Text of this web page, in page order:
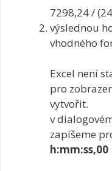
7298,24 / (24
výslednou
vhodného
Excel není
pro
vytvořit.
v
zapíšeme
h:mm:ss,00